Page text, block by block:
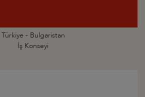
Türkiye - Bulgaristan
İş Konseyi